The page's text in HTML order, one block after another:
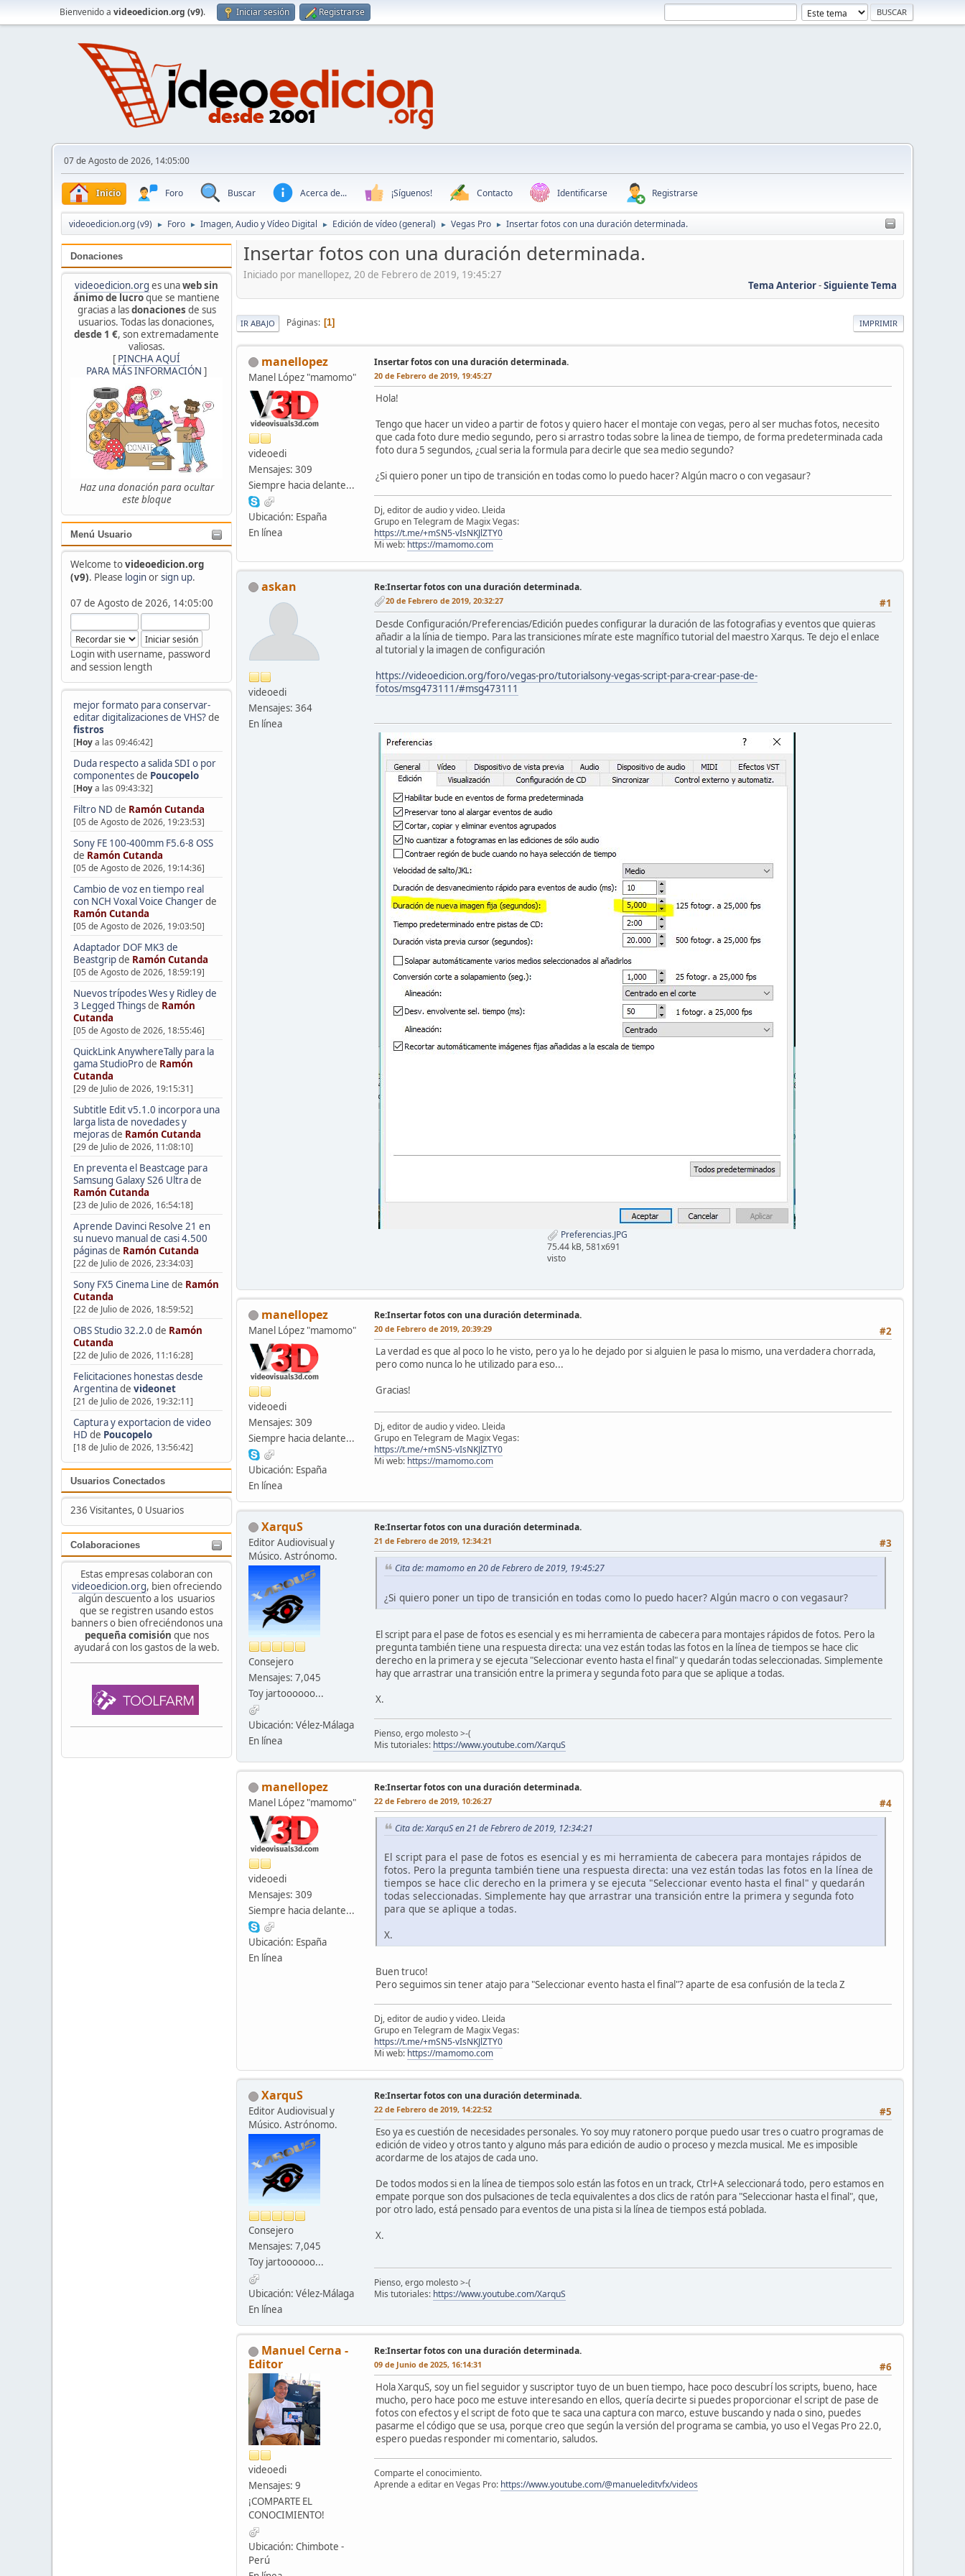
Bienvenido a videoedicion.org (v9). Iniciar sesión Registrarse
07 de Agosto de 2026, 14:05:00
Inicio Foro Buscar Acerca de... ¡Síguenos! Contacto Identificarse Registrarse
videoedicion.org (v9) ► Foro ► Imagen, Audio y Vídeo Digital ► Edición de vídeo (general) ► Vegas Pro ► Insertar fotos con una duración determinada.
Donaciones
videoedicion.org es unaweb sin
ánimo de lucroque se mantiene
gracias a lasdonaciones de sus
usuarios. Todas las donaciones,
desde 1 €, son extremadamente
valiosas.
[ PINCHA AQUÍ
PARA MÁS INFORMACIÓN ]
Haz una donación para ocultar
este bloque
Menú Usuario
Welcome tovideoedicion.org
(v9). Please loginorsign up.
07 de Agosto de 2026, 14:05:00
Login with username, password
and session length
mejor formato para conservar-
editar digitalizaciones de VHS?de
fistros
[Hoya las 09:46:42]
Duda respecto a salida SDI o por
componentesde Poucopelo
[Hoya las 09:43:32]
Filtro ND de Ramón Cutanda
[05 de Agosto de 2026, 19:23:53]
Sony FE 100-400mm F5.6-8 OSS
de Ramón Cutanda
[05 de Agosto de 2026, 19:14:36]
Cambio de voz en tiempo real
con NCH Voxal Voice Changerde
Ramón Cutanda
[05 de Agosto de 2026, 19:03:50]
Adaptador DOF MK3 de
Beastgripde Ramón Cutanda
[05 de Agosto de 2026, 18:59:19]
Nuevos trípodes Wes y Ridley de
3 Legged Thingsde Ramón
Cutanda
[05 de Agosto de 2026, 18:55:46]
QuickLink AnywhereTally para la
gama StudioProde Ramón
Cutanda
[29 de Julio de 2026, 19:15:31]
Subtitle Edit v5.1.0 incorpora una
larga lista de novedades y
mejorasde Ramón Cutanda
[29 de Julio de 2026, 11:08:10]
En preventa el Beastcage para
Samsung Galaxy S26 Ultrade
Ramón Cutanda
[23 de Julio de 2026, 16:54:18]
Aprende Davinci Resolve 21 en
su nuevo manual de casi 4.500
páginasde Ramón Cutanda
[22 de Julio de 2026, 23:34:03]
Sony FX5 Cinema Line de Ramón
Cutanda
[22 de Julio de 2026, 18:59:52]
OBS Studio 32.2.0 de Ramón
Cutanda
[22 de Julio de 2026, 11:16:28]
Felicitaciones honestas desde
Argentinade videonet
[21 de Julio de 2026, 19:32:11]
Captura y exportacion de video
HD de Poucopelo
[18 de Julio de 2026, 13:56:42]
Usuarios Conectados
236 Visitantes, 0 Usuarios
Colaboraciones
Estas empresas colaboran con
videoedicion.org, bien ofreciendo
algún descuento a los usuarios
que se registren usando estos
banners o bien ofreciéndonos una
pequeña comisión que nos
ayudará con los gastos de la web.
Insertar fotos con una duración determinada.
Iniciado por manellopez, 20 de Febrero de 2019, 19:45:27
Tema Anterior-Siguiente Tema
IMPRIMIR
IR ABAJO Páginas 1
manellopez
Manel López "mamomo"
videoedi
Mensajes: 309
Siempre hacia delante...
Ubicación: España
En línea
Insertar fotos con una duración determinada.
20 de Febrero de 2019, 19:45:27
Hola!
Tengo que hacer un video a partir de fotos y quiero hacer el montaje con vegas, pero al ser muchas fotos, necesito
que cada foto dure medio segundo, pero si arrastro todas sobre la linea de tiempo, de forma predeterminada cada
foto dura 5 segundos, ¿cual seria la formula para decirle que sea medio segundo?
¿Si quiero poner un tipo de transición en todas como lo puedo hacer? Algún macro o con vegasaur?
Dj, editor de audio y video. Lleida
Grupo en Telegram de Magix Vegas:
https://t.me/+mSN5-vIsNKJlZTY0
Mi web: https://mamomo.com
askan
videoedi
Mensajes: 364
En línea
Re:Insertar fotos con una duración determinada.
#1
20 de Febrero de 2019, 20:32:27
Desde Configuración/Preferencias/Edición puedes configurar la duración de las fotografias y eventos que quieras
añadir a la línia de tiempo. Para las transiciones mírate este magnífico tutorial del maestro Xarqus. Te dejo el enlace
al tutorial y la imagen de configuración
https://videoedicion.org/foro/vegas-pro/tutorialsony-vegas-script-para-crear-pase-de-
fotos/msg473111/#msg473111
Preferencias.JPG
75.44 kB, 581x691
visto
manellopez
Manel López "mamomo"
videoedi
Mensajes: 309
Siempre hacia delante...
Ubicación: España
En línea
Re:Insertar fotos con una duración determinada.
#2
20 de Febrero de 2019, 20:39:29
La verdad es que al poco lo he visto, pero ya lo he dejado por si alguien le pasa lo mismo, una verdadera chorrada,
pero como nunca lo he utilizado para eso...
Gracias!
Dj, editor de audio y video. Lleida
Grupo en Telegram de Magix Vegas:
https://t.me/+mSN5-vIsNKJlZTY0
Mi web: https://mamomo.com
XarquS
Editor Audiovisual y
Músico. Astrónomo.
Consejero
Mensajes: 7,045
Toy jartoooooo...
Ubicación: Vélez-Málaga
En línea
Re:Insertar fotos con una duración determinada.
#3
21 de Febrero de 2019, 12:34:21
Cita de: mamomo en 20 de Febrero de 2019, 19:45:27
¿Si quiero poner un tipo de transición en todas como lo puedo hacer? Algún macro o con vegasaur?
El script para el pase de fotos es esencial y es mi herramienta de cabecera para montajes rápidos de fotos. Pero la
pregunta también tiene una respuesta directa: una vez están todas las fotos en la línea de tiempos se hace clic
derecho en la primera y se ejecuta "Seleccionar evento hasta el final" y quedarán todas seleccionadas. Simplemente
hay que arrastrar una transición entre la primera y segunda foto para que se aplique a todas.
X.
Pienso, ergo molesto >-(
Mis tutoriales: https://www.youtube.com/XarquS
manellopez
Manel López "mamomo"
videoedi
Mensajes: 309
Siempre hacia delante...
Ubicación: España
En línea
Re:Insertar fotos con una duración determinada.
#4
22 de Febrero de 2019, 10:26:27
Cita de: XarquS en 21 de Febrero de 2019, 12:34:21
El script para el pase de fotos es esencial y es mi herramienta de cabecera para montajes rápidos de
fotos. Pero la pregunta también tiene una respuesta directa: una vez están todas las fotos en la línea de
tiempos se hace clic derecho en la primera y se ejecuta "Seleccionar evento hasta el final" y quedarán
todas seleccionadas. Simplemente hay que arrastrar una transición entre la primera y segunda foto
para que se aplique a todas.
X.
Buen truco!
Pero seguimos sin tener atajo para "Seleccionar evento hasta el final"? aparte de esa confusión de la tecla Z
Dj, editor de audio y video. Lleida
Grupo en Telegram de Magix Vegas:
https://t.me/+mSN5-vIsNKJlZTY0
Mi web: https://mamomo.com
XarquS
Editor Audiovisual y
Músico. Astrónomo.
Consejero
Mensajes: 7,045
Toy jartoooooo...
Ubicación: Vélez-Málaga
En línea
Re:Insertar fotos con una duración determinada.
#5
22 de Febrero de 2019, 14:22:52
Eso ya es cuestión de necesidades personales. Yo soy muy ratonero porque puedo usar tres o cuatro programas de
edición de video y otros tanto y alguno más para edición de audio o proceso y mezcla musical. Me es imposible
acordarme de los atajos de cada uno.
De todos modos si en la línea de tiempos solo están las fotos en un track, Ctrl+A seleccionará todo, pero estamos en
empate porque son dos pulsaciones de tecla equivalentes a dos clics de ratón para "Seleccionar hasta el final", que,
por otro lado, está pensado para eventos de una pista si la línea de tiempos está poblada.
X.
Pienso, ergo molesto >-(
Mis tutoriales: https://www.youtube.com/XarquS
Manuel Cerna -
Editor
videoedi
Mensajes: 9
¡COMPARTE EL
CONOCIMIENTO!
Ubicación: Chimbote -
Perú
Re:Insertar fotos con una duración determinada.
#6
09 de Junio de 2025, 16:14:31
Hola XarquS, soy un fiel seguidor y suscriptor tuyo de un buen tiempo, hace poco descubrí los scripts, bueno, hace
mucho, pero hace poco me estuve interesando en ellos, quería decirte si puedes proporcionar el script de pase de
fotos con efectos y el script de foto que te saca una captura con marco, estuve buscando y nada o sino, puedes
pasarme el código que se usa, porque creo que según la versión del programa se cambia, yo uso el Vegas Pro 22.0,
espero puedas responder mi comentario, saludos.
Comparte el conocimiento.
Aprende a editar en Vegas Pro: https://www.youtube.com/@manueleditvfx/videos